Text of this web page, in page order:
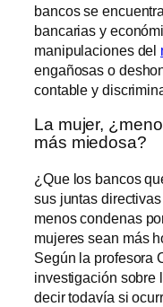
bancos se
bancarias y
manipulaciones del
engañosas o
contable y
La mujer,
más miedosa?
¿Que los bancos
sus juntas
menos condenas
mujeres sean más
Según la profesora
investigación sobre
decir todavía si